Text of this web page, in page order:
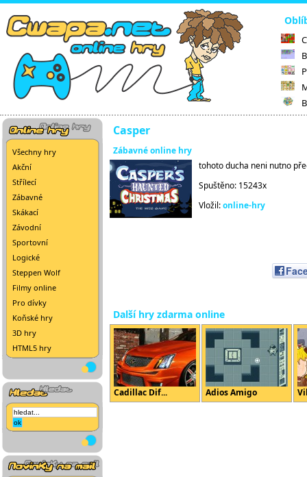
Všechny hry
Akční
Střílecí
Zábavné
Skákací
Závodní
Sportovní
Logické
Steppen Wolf
Filmy online
Pro dívky
Koňské hry
3D hry
HTML5 hry
Casper
Zábavné online hry
tohoto ducha neni nutno
Spuštěno: 15243x
Vložil:online-hry
Další hry zdarma online
Cadillac Dif... Adios Amigo